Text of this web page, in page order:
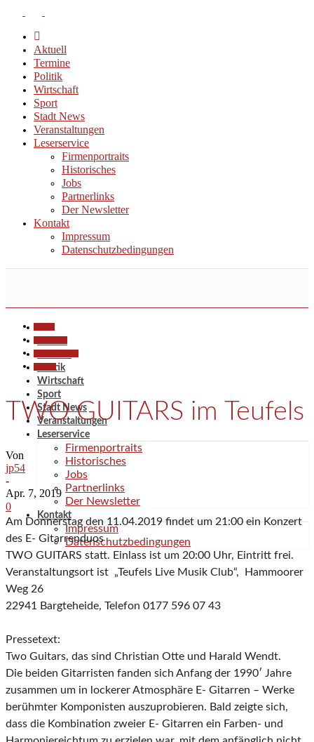
Aktuell
Termine
Politik
Wirtschaft
Sport
Stadt News
Veranstaltungen
Leserservice
Firmenportraits
Historisches
Jobs
Partnerlinks
Der Newsletter
Kontakt
Impressum
Datenschutzbedingungen
Politik
Wirtschaft
Sport
Stadt News
Veranstaltungen
Leserservice
Firmenportraits
Historisches
Jobs
Partnerlinks
Der Newsletter
Kontakt
Impressum
Datenschutzbedingungen
TWO GUITARS im Teufels
Von
jp54
-
Apr. 7, 2019
0
Am Donnerstag den 11.04.2019 findet um 21:00 ein Konzert
des E- Gitarrenduos
TWO GUITARS statt. Einlass ist um 20:00 Uhr, Eintritt frei.
Veranstaltungsort ist „Teufels Live Musik Club“, Hammoorer
Weg 26
22941 Bargteheide, Telefon 0177 596 07 43
Pressetext:
Two Guitars, das sind Christian Otte und Harald Wendt.
Die beiden Gitarristen fanden sich Anfang der 1990′ Jahre
zusammen um in lockerer Atmosphäre E- Gitarren – Werke
berühmter Komponisten auszuprobieren. Bald zeigte sich,
dass die Kombination zweier E- Gitarren ein Farben- und